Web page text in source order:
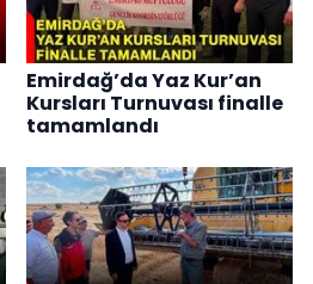
Emirdağ’da Yaz Kur’an
Kursları Turnuvası finalle
tamamlandı